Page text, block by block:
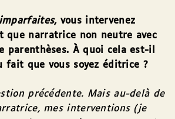
, vous intervenez
que narratrice non neutre avec
parenthèses. À quoi cela est-il
fait que vous soyez éditrice ?
précédente. Mais au-delà de
mes interventions (je